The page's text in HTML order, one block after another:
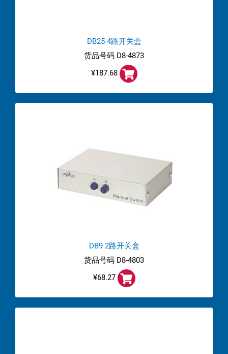
DB25 4路开关盒
货品号码 D8-4873
¥187.68
DB9 2路开关盒
货品号码 D8-4803
¥68.27